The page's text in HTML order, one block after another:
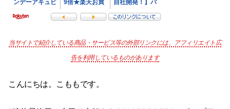
当サイトで紹介している商品・サービス等の外部リンクには、アフィリエイト広
告を利用しているものがあります
こんにちは。こももです。